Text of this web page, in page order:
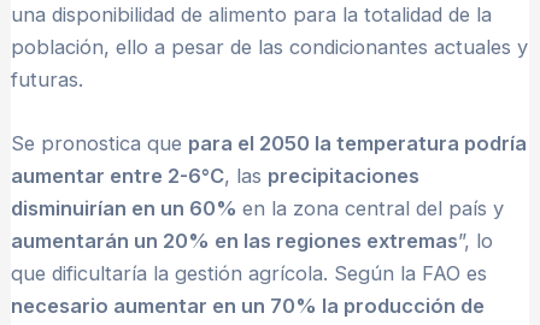
una disponibilidad de alimento para la totalidad de la
población, ello a pesar de las condicionantes actuales y
futuras.
Se pronostica que para el 2050 la temperatura podría
aumentar entre 2-6°C, las precipitaciones
disminuirían en un 60% en la zona central del país y
aumentarán un 20% en las regiones extremas”, lo
que dificultaría la gestión agrícola. Según la FAO es
necesario aumentar en un 70% la producción de